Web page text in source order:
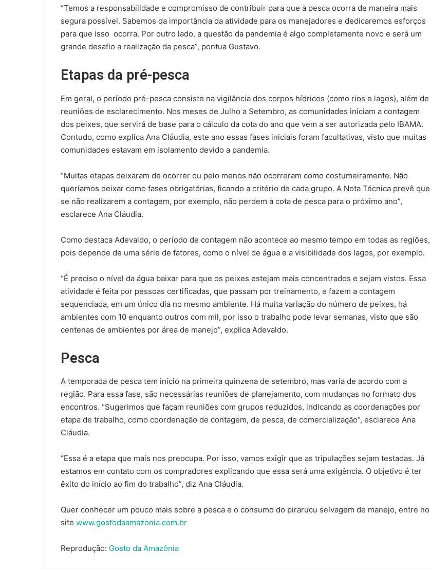
“Temos a responsabilidade e compromisso de contribuir para que a pesca ocorra de maneira mais
segura possível. Sabemos da importância da atividade para os manejadores e dedicaremos esforços
para que isso ocorra. Por outro lado, a questão da pandemia é algo completamente novo e será um
grande desafio a realização da pesca”, pontua Gustavo.
Etapas da pré-pesca
Em geral, o período pré-pesca consiste na vigilância dos corpos hídricos (como rios e lagos), além de
reuniões de esclarecimento. Nos meses de Julho a Setembro, as comunidades iniciam a contagem
dos peixes, que servirá de base para o cálculo da cota do ano que vem a ser autorizada pelo IBAMA.
Contudo, como explica Ana Cláudia, este ano essas fases iniciais foram facultativas, visto que muitas
comunidades estavam em isolamento devido a pandemia.
“Muitas etapas deixaram de ocorrer ou pelo menos não ocorreram como costumeiramente. Não
queríamos deixar como fases obrigatórias, ficando a critério de cada grupo. A Nota Técnica prevê que
se não realizarem a contagem, por exemplo, não perdem a cota de pesca para o próximo ano”,
esclarece Ana Cláudia.
Como destaca Adevaldo, o período de contagem não acontece ao mesmo tempo em todas as regiões,
pois depende de uma série de fatores, como o nível de água e a visibilidade dos lagos, por exemplo.
“É preciso o nível da água baixar para que os peixes estejam mais concentrados e sejam vistos. Essa
atividade é feita por pessoas certificadas, que passam por treinamento, e fazem a contagem
sequenciada, em um único dia no mesmo ambiente. Há muita variação do número de peixes, há
ambientes com 10 enquanto outros com mil, por isso o trabalho pode levar semanas, visto que são
centenas de ambientes por área de manejo”, explica Adevaldo.
Pesca
A temporada de pesca tem início na primeira quinzena de setembro, mas varia de acordo com a
região. Para essa fase, são necessárias reuniões de planejamento, com mudanças no formato dos
encontros. “Sugerimos que façam reuniões com grupos reduzidos, indicando as coordenações por
etapa de trabalho, como coordenação de contagem, de pesca, de comercialização”, esclarece Ana
Cláudia.
“Essa é a etapa que mais nos preocupa. Por isso, vamos exigir que as tripulações sejam testadas. Já
estamos em contato com os compradores explicando que essa será uma exigência. O objetivo é ter
êxito do início ao fim do trabalho”, diz Ana Cláudia.
Quer conhecer um pouco mais sobre a pesca e o consumo do pirarucu selvagem de manejo, entre no
site www.gostodaamazonia.com.br
Reprodução: Gosto da Amazônia